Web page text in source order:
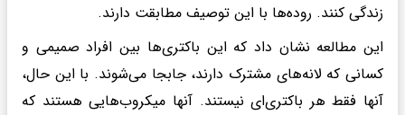
زندگی کنند. روده‌ها با این توصیف مطابقت دارند.
این مطالعه نشان داد که این باکتری‌ها بین افراد صمیمی و
کسانی که لانه‌های مشترک دارند، جابجا می‌شوند. با این حال،
آنها فقط هر باکتری‌ای نیستند. آنها میکروب‌هایی هستند که